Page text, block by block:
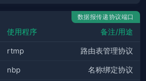
数据报传递协议端口
使用程序 备注/用途
rtmp 路由表管理协议
nbp 名称绑定协议